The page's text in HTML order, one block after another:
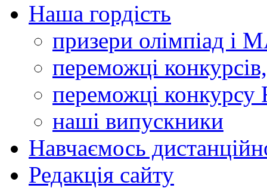
Наша гордість
призери олімпіад і
переможці
переможці конкурсу
наші випускники
Навчаємось
Редакція сайту